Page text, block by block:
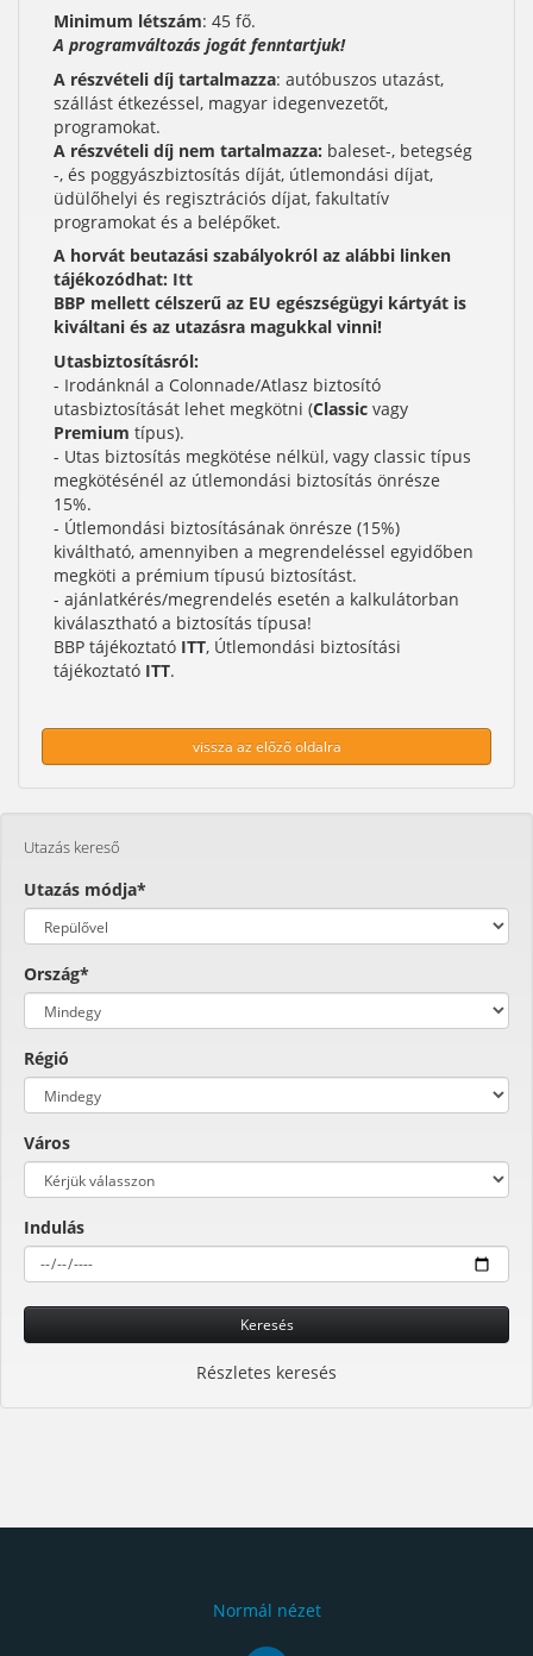
Minimum létszám: 45 fő.
A programváltozás jogát fenntartjuk!
A részvételi díj tartalmazza: autóbuszos utazást,
szállást étkezéssel, magyar idegenvezetőt,
programokat.
A részvételi díj nem tartalmazza: baleset-, betegség
-, és poggyászbiztosítás díját, útlemondási díjat,
üdülőhelyi és regisztrációs díjat, fakultatív
programokat és a belépőket.
A horvát beutazási szabályokról az alábbi linken
tájékozódhat: Itt
BBP mellett célszerű az EU egészségügyi kártyát is
kiváltani és az utazásra magukkal vinni!
Utasbiztosításról:
- Irodánknál a Colonnade/Atlasz biztosító
utasbiztosítását lehet megkötni (Classic vagy
Premium típus).
- Utas biztosítás megkötése nélkül, vagy classic típus
megkötésénél az útlemondási biztosítás önrésze
15%.
- Útlemondási biztosításának önrésze (15%)
kiváltható, amennyiben a megrendeléssel egyidőben
megköti a prémium típusú biztosítást.
- ajánlatkérés/megrendelés esetén a kalkulátorban
kiválasztható a biztosítás típusa!
BBP tájékoztató ITT, Útlemondási biztosítási
tájékoztató ITT.
vissza az előző oldalra
Utazás kereső
Utazás módja*
Ország*
Régió
Város
Indulás
Keresés
Részletes keresés
Normál nézet